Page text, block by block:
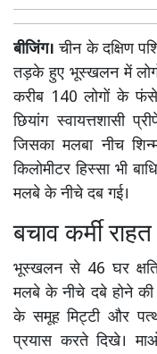
बीजिंग। चीन के दक्षिण
तड़के हुए भूस्खलन में
करीब 140 लोगों के
छियांग
जिसका मलबा नीच
किलोमीटर हिस्सा भी
मलबे के नीचे दब गई।
बचाव कर्मी
भूस्खलन से 46 घर
मलबे के नीचे दबे होने
के समूह मिट्टी और
प्रयास करते दिखे।